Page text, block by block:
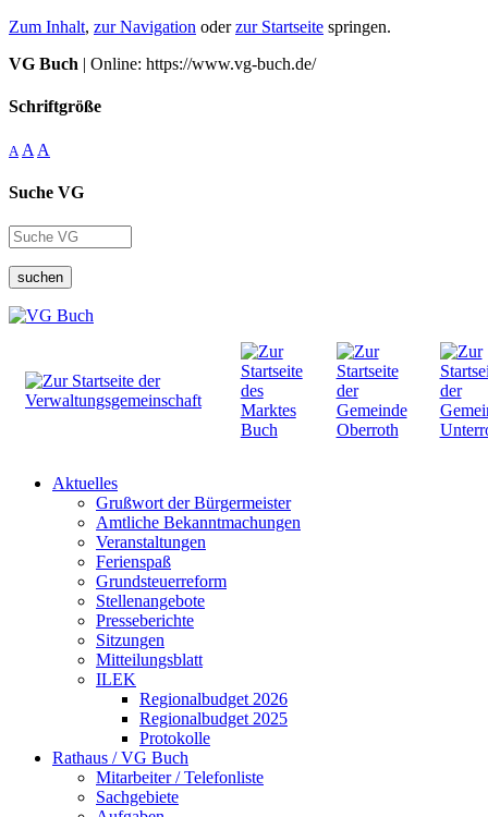
Zum Inhalt, zur Navigation oderzur Startseite springen.
VG Buch | Online: https://www.vg-buch.de/
Schriftgröße
A A A
Suche VG
suchen
Aktuelles
Grußwort der Bürgermeister
Amtliche Bekanntmachungen
Veranstaltungen
Ferienspaß
Grundsteuerreform
Stellenangebote
Presseberichte
Sitzungen
Mitteilungsblatt
ILEK
Regionalbudget 2026
Regionalbudget 2025
Protokolle
Rathaus / VG Buch
Mitarbeiter / Telefonliste
Sachgebiete